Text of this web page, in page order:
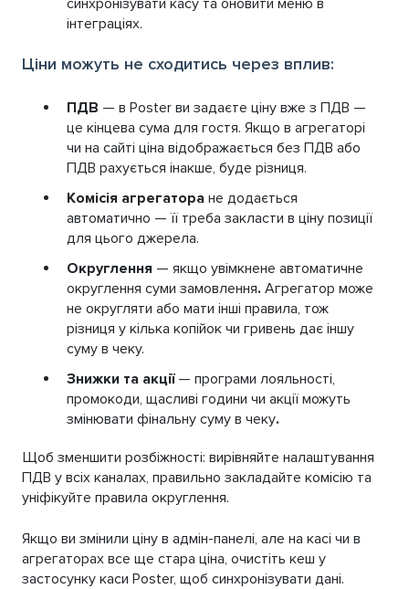
синхронізувати касу та оновити меню в
інтеграціях.
Ціни можуть не сходитись через вплив:
ПДВ — в Poster ви задаєте ціну вже з ПДВ —
це кінцева сума для гостя. Якщо в агрегаторі
чи на сайті ціна відображається без ПДВ або
ПДВ рахується інакше, буде різниця.
Комісія агрегатора не додається
автоматично — її треба закласти в ціну позиції
для цього джерела.
Округлення — якщо увімкнене автоматичне
округлення суми замовлення. Агрегатор може
не округляти або мати інші правила, тож
різниця у кілька копійок чи гривень дає іншу
суму в чеку.
Знижки та акції— програми лояльності,
промокоди, щасливі години чи акції можуть
змінювати фінальну суму в чеку.
Щоб зменшити розбіжності: вирівняйте налаштування
ПДВ у всіх каналах, правильно закладайте комісію та
уніфікуйте правила округлення.
Якщо ви змінили ціну в адмін-панелі, але на касі чи в
агрегаторах все ще стара ціна, очистіть кеш у
застосунку каси Poster, щоб синхронізувати дані.